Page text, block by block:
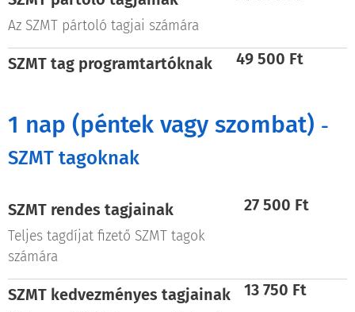
Az SZMT pártoló tagjai számára
SZMT tag programtartóknak 49 500 Ft
1 nap (péntek vagy szombat) -
SZMT tagoknak
SZMT rendes tagjainak
Teljes tagdíjat fizető SZMT tagok
számára
27 500 Ft
SZMT kedvezményes tagjainak 13 750 Ft